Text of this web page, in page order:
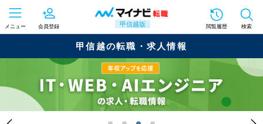
甲信越版
メニュー 会員登録 閲覧履歴 検索
甲信越の転職・求人情報